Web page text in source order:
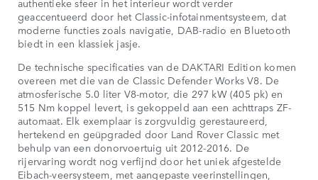
geaccentueerd door het Classic-infotainmentsysteem, dat
moderne functies zoals navigatie, DAB-radio en Bluetooth
biedt in een klassiek jasje.
De technische specificaties van de DAKTARI Edition komen
overeen met die van de Classic Defender Works V8. De
atmosferische 5.0 liter V8-motor, die 297 kW (405 pk) en
515 Nm koppel levert, is gekoppeld aan een achttraps ZF-
automaat. Elk exemplaar is zorgvuldig gerestaureerd,
hertekend en geüpgraded door Land Rover Classic met
behulp van een donorvoertuig uit 2012-2016. De
rijervaring wordt nog verfijnd door het uniek afgestelde
Eibach-veersysteem, met aangepaste veerinstellingen,